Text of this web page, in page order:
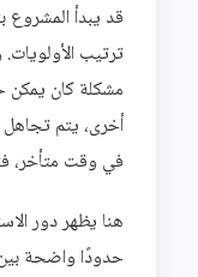
قد يبدأ المشروع
ترتيب
مشكلة كان
أخرى، يتم تجاهل
في وقت متأخر،
هنا يظهر دور
حدودًا واضحة